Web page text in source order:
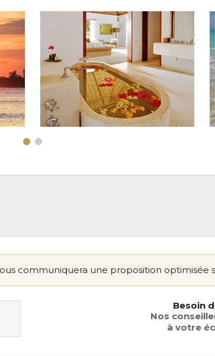
communiquera une proposition optimisée
Besoin
Nos
à votre